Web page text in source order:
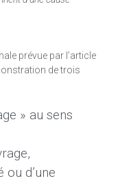
prévue par l’article
de trois
» au sens
d’une